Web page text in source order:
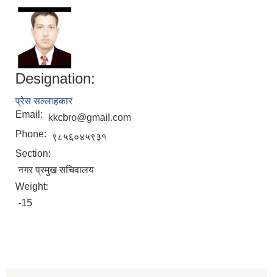
Designation:
प्रेस सल्लाहकार
Email:
kkcbro@gmail.com
Phone:
९८५६०४५९३१
Section:
नगर प्रमुख सचिवालय
Weight:
-15